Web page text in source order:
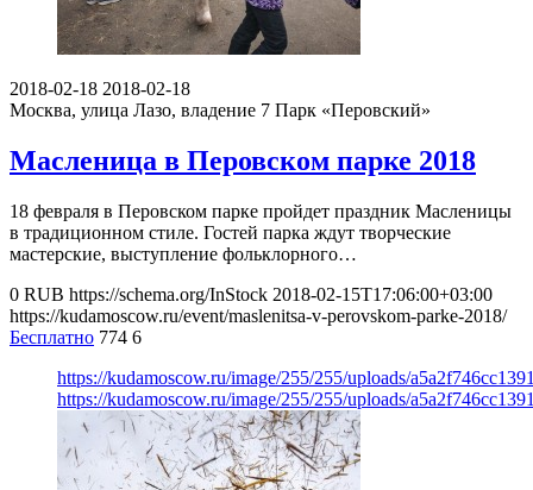
2018-02-18 2018-02-18
Москва, улица Лазо, владение 7 Парк «Перовский»
Масленица в Перовском парке 2018
18 февраля в Перовском парке пройдет праздник Масленицы
в традиционном стиле. Гостей парка ждут творческие
мастерские, выступление фольклорного…
0 RUB https://schema.org/InStock 2018-02-15T17:06:00+03:00
https://kudamoscow.ru/event/maslenitsa-v-perovskom-parke-2018/
Бесплатно 774 6
https://kudamoscow.ru/image/255/255/uploads/
https://kudamoscow.ru/image/255/255/uploads/